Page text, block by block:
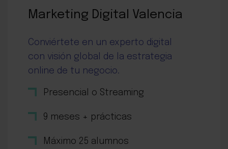
Marketing Digital Valencia
Conviértete en un experto digital
con visión global de la estrategia
online de tu negocio.
Presencial o Streaming
9 meses + prácticas
Máximo 25 alumnos